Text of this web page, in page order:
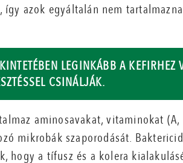
azok egyáltalán nem
LEGINKÁBB A
CSINÁLJÁK.
aminosavakat, vitaminokat
mikrobák szaporodását.
hogy a tífusz és a kolera